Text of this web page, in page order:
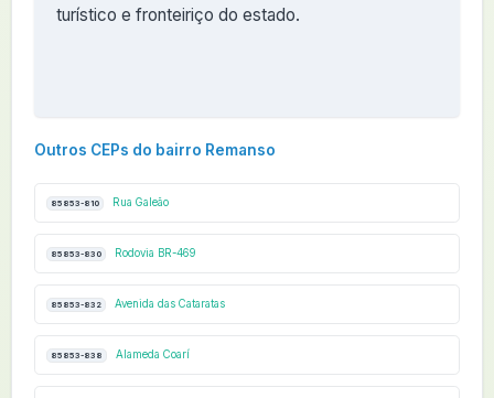
turístico e fronteiriço do estado.
Outros CEPs do bairro Remanso
85853-810 Rua Galeão
85853-830 Rodovia BR-469
85853-832 Avenida das Cataratas
85853-838 Alameda Coarí